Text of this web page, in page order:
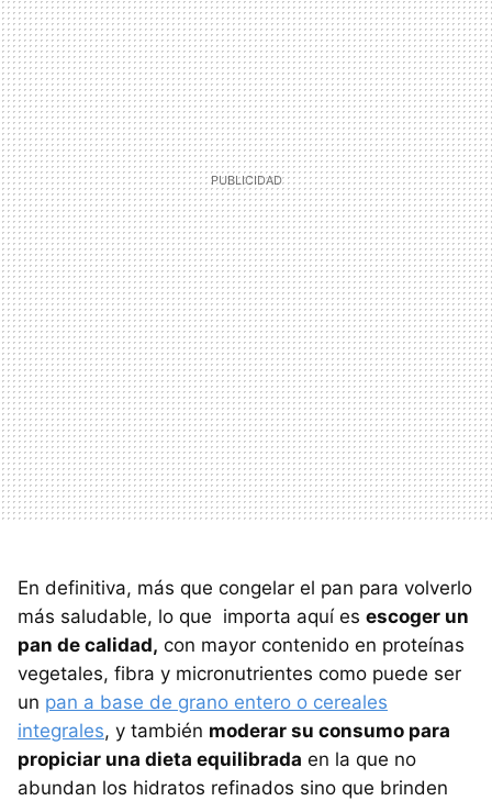
En definitiva, más que congelar el pan para volverlo
más saludable, lo que importa aquí es escoger un
pan de calidad, con mayor contenido en proteínas
vegetales, fibra y micronutrientes como puede ser
un pan a base de grano entero o cereales
integrales, y también moderar su consumo para
propiciar una dieta equilibrada en la que no
abundan los hidratos refinados sino que brinden